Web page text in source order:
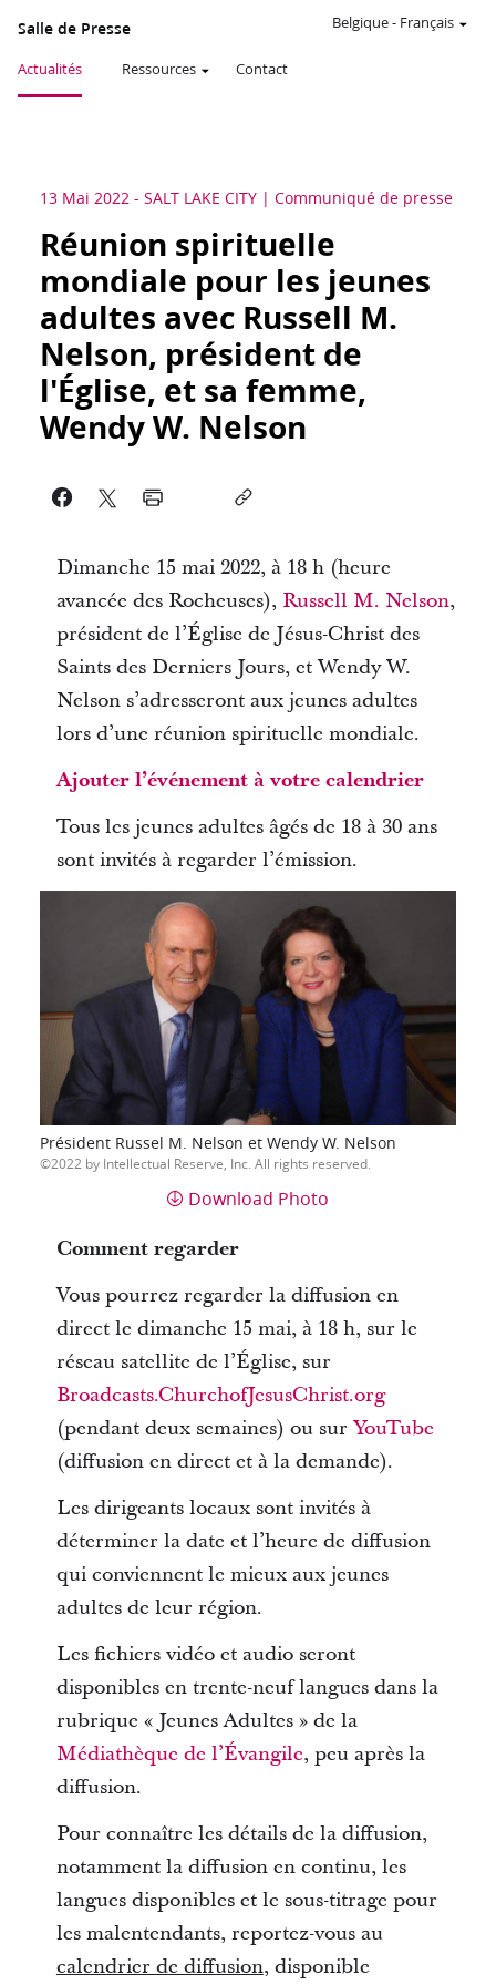
Salle de Presse
Actualités Ressources Contact
Belgique- Français
13 Mai 2022 - SALT LAKE CITY Communiqué de presse
Réunion spirituelle
mondiale pour les jeunes
adultes avec Russell M.
Nelson, président de
l'Église, et sa femme,
Wendy W. Nelson
Dimanche 15 mai 2022, à 18 h (heure
avancée des Rocheuses), Russell M. Nelson,
président de l’Église de Jésus-Christ des
Saints des Derniers Jours, et Wendy W.
Nelson s’adresseront aux jeunes adultes
lors d’une réunion spirituelle mondiale.
Ajouter l’événement à votre calendrier
Tous les jeunes adultes âgés de 18 à 30 ans
sont invités à regarder l’émission.
Président Russel M. Nelson et Wendy W. Nelson
2022 by Intellectual Reserve, Inc. All rights reserved.
Download Photo
Comment regarder
Vous pourrez regarder la diffusion en
direct le dimanche 15 mai, à 18 h, sur le
réseau satellite de l’Église, sur
Broadcasts.ChurchofJesusChrist.org
(pendant deux semaines) ou sur YouTube
(diffusion en direct et à la demande).
Les dirigeants locaux sont invités à
déterminer la date et l’heure de diffusion
qui conviennent le mieux aux jeunes
adultes de leur région.
Les fichiers vidéo et audio seront
disponibles en trente-neuf langues dans la
rubrique « Jeunes Adultes » de la
Médiathèque de l’Évangile, peu après la
diffusion.
Pour connaître les détails de la diffusion,
notamment la diffusion en continu, les
langues disponibles et le sous-titrage pour
les malentendants, reportez-vous au
calendrier de diffusion, disponible